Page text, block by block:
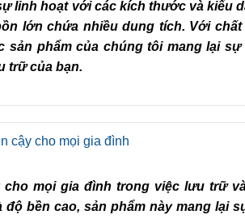
linh hoạt với các kích thước và kiểu
lớn chứa nhiều dung tích. Với chất
sản phẩm của chúng tôi mang lại sự
trữ của bạn.
cậy cho mọi gia đình
mọi gia đình trong việc lưu trữ
bền cao, sản phẩm này mang lại